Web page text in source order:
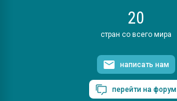
20
стран со всего мира
написать нам
перейти на форум